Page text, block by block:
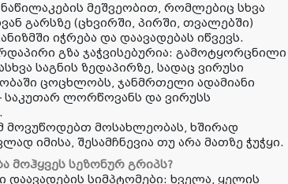
მეშვეობით, რომლებიც სხვა
გარსზე (ცხვირში, პირში, თვალებში)
იჭრება და დაავადებას იწვევს.
გზა ჯაჭვისებურია: გამოტყორცნილი
საგნის ზედაპირზე, სადაც ვირუსი
ცოცხლობს, ჯანმრთელი ადამიანი
საკუთარ ლორწოვანს და ვირუსს
მოვუწოდებთ მოსახლეობას, ხშირად
იმისა, შესამჩნევია თუ არა მათზე ჭუჭყი.
მოჰყვეს სეზონურ გრიპს?
დაავადების სიმპტომები: ხველა, ყელის